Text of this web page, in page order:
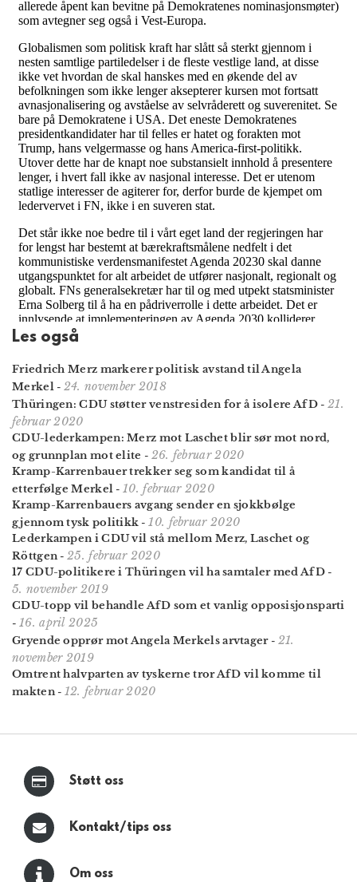
Les også
Friedrich Merz markerer politisk avstand til Angela
Merkel- 24. november 2018
Thüringen: CDU støtter venstresiden for å isolere AfD- 21.
februar 2020
CDU-lederkampen: Merz mot Laschet blir sør mot nord,
og grunnplan mot elite - 26. februar 2020
Kramp-Karrenbauer trekker seg som kandidat til å
etterfølge Merkel -10. februar 2020
Kramp-Karrenbauers avgang sender en sjokkbølge
gjennom tysk politikk -10. februar 2020
Lederkampen i CDU vil stå mellom Merz, Laschet og
Röttgen-25. februar 2020
17 CDU-politikere i Thüringen vil ha samtaler med AfD-
5. november 2019
CDU-topp vil behandle AfD som et vanlig opposisjons­parti
- 16. april 2025
Gryende opprør mot Angela Merkels arvtager- 21.
november 2019
Omtrent halvparten av tyskerne tror AfD vil komme til
makten- 12. februar 2020
Støtt oss
Kontakt/tips oss
Om oss